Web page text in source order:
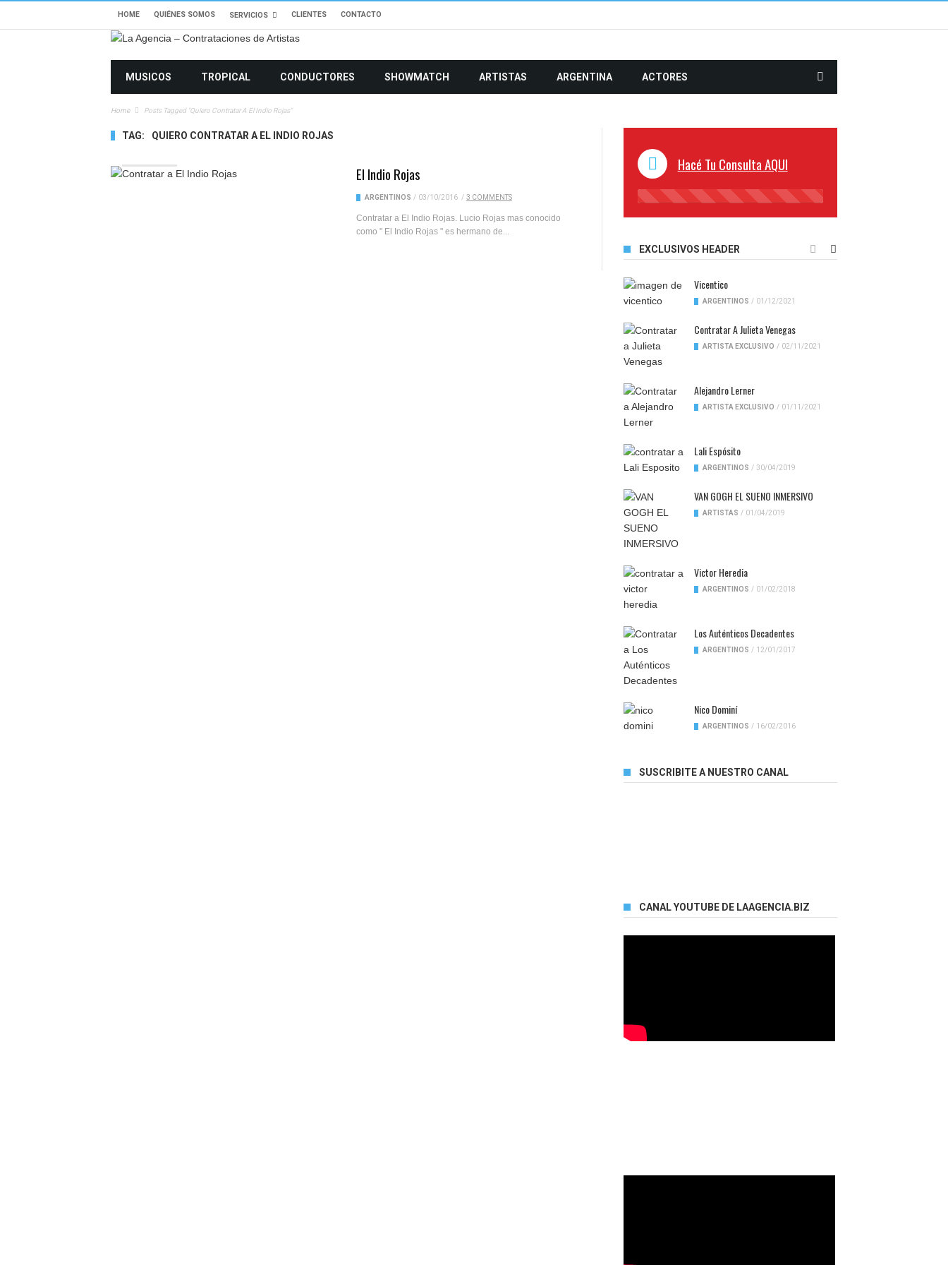
HOME QUIÉNES SOMOS SERVICIOS CLIENTES CONTACTO
MUSICOS TROPICAL CONDUCTORES SHOWMATCH ARTISTAS ARGENTINA ACTORES
Home Posts Tagged "quiero Contratar A El Indio Rojas"
TAG: QUIERO CONTRATAR A EL INDIO ROJAS
El Indio Rojas
ARGENTINOS / 03/10/2016 / 3 COMMENTS
Contratar a El Indio Rojas. Lucio Rojas mas conocido
como " El Indio Rojas " es hermano de...
Hacé Tu Consulta AQUI
45%
EXCLUSIVOS HEADER
Vicentico
ARGENTINOS / 01/12/2021
Contratar A Julieta Venegas
ARTISTA EXCLUSIVO / 02/11/2021
Alejandro Lerner
ARTISTA EXCLUSIVO / 01/11/2021
Lali Espósito
ARGENTINOS / 30/04/2019
VAN GOGH EL SUENO INMERSIVO
ARTISTAS / 01/04/2019
Victor Heredia
ARGENTINOS / 01/02/2018
Los Auténticos Decadentes
ARGENTINOS / 12/01/2017
Nico Dominí
ARGENTINOS / 16/02/2016
SUSCRIBITE A NUESTRO CANAL
CANAL YOUTUBE DE LAAGENCIA.BIZ